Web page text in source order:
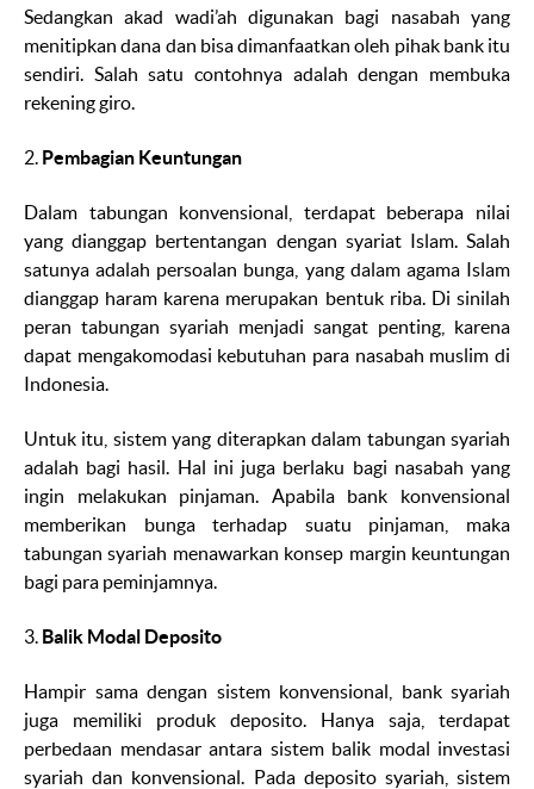
Sedangkan akad wadi’ah digunakan bagi nasabah yang
menitipkan dana dan bisa dimanfaatkan oleh pihak bank itu
sendiri. Salah satu contohnya adalah dengan membuka
rekening giro.
2. Pembagian Keuntungan
Dalam tabungan konvensional, terdapat beberapa nilai
yang dianggap bertentangan dengan syariat Islam. Salah
satunya adalah persoalan bunga, yang dalam agama Islam
dianggap haram karena merupakan bentuk riba. Di sinilah
peran tabungan syariah menjadi sangat penting, karena
dapat mengakomodasi kebutuhan para nasabah muslim di
Indonesia.
Untuk itu, sistem yang diterapkan dalam tabungan syariah
adalah bagi hasil. Hal ini juga berlaku bagi nasabah yang
ingin melakukan pinjaman. Apabila bank konvensional
memberikan bunga terhadap suatu pinjaman, maka
tabungan syariah menawarkan konsep margin keuntungan
bagi para peminjamnya.
3. Balik Modal Deposito
Hampir sama dengan sistem konvensional, bank syariah
juga memiliki produk deposito. Hanya saja, terdapat
perbedaan mendasar antara sistem balik modal investasi
syariah dan konvensional. Pada deposito syariah, sistem